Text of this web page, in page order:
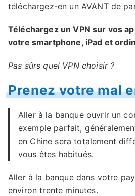
téléchargez-en un AVANT de
Téléchargez un VPN sur vos
votre smartphone, iPad et
Pas sûrs quel VPN choisir ?
Prenez votre mal
Aller à la banque ouvrir un
exemple parfait,
en Chine sera totalement
vous êtes habitués.
Aller à la banque dans votre
environ trente minutes.